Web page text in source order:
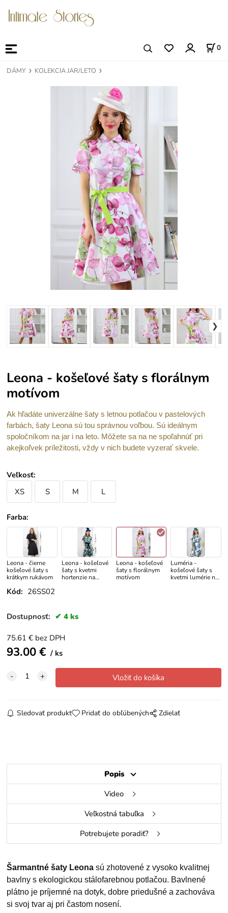
0
DÁMY KOLEKCIA JAR/LETO
Leona - košeľové šaty s florálnym
motívom
Ak hľadáte univerzálne šaty s letnou potlačou v pastelových
farbách, šaty Leona sú tou správnou voľbou. Sú ideálnym
spoločníkom na jar i na leto. Môžete sa na ne spoľahnúť pri
akejkoľvek príležitosti, vždy v nich budete vyzerať skvele.
Veľkosť:
XS
S M L
Farba:
Leona - čierne
košeľové šaty s
krátkym rukávom
Leona - košeľové
šaty s kvetmi
hortenzie na
Leona - košeľové
šaty s florálnym
motívom
Luméria -
košeľové šaty s
kvetmi lumérie na
Kód: 26SS02
Dostupnosť: 4 ks
75.61 € bez DPH
93.00€ ks
Sledovať produkt Pridať do obľúbených Zdielať
Popis
Video
Veľkostná tabuľka
Potrebujete poradiť?
Šarmantné šaty Leona sú zhotovené z vysoko kvalitnej
bavlny s ekologickou stálofarebnou potlačou. Bavlnené
plátno je príjemné na dotyk, dobre priedušné a zachováva
si svoj tvar aj pri častom nosení.